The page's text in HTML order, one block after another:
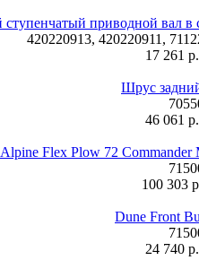
ступенчатый приводной вал
420220913, 420220911,
17 261 р.
Шрус
46 061 р.
Alpine Flex Plow 72
100 303
Dune Front
24 740 р.